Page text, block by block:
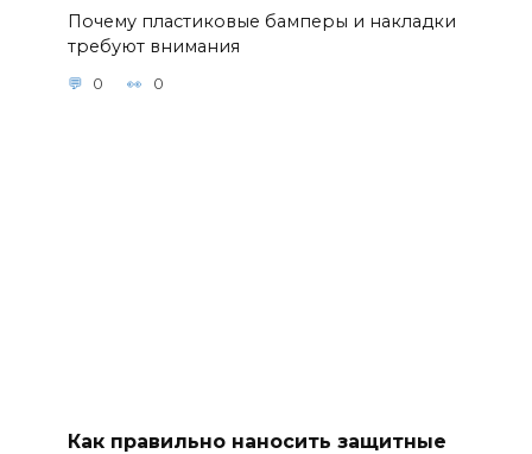
Почему пластиковые бамперы и накладки
требуют внимания
0 0
Как правильно наносить защитные